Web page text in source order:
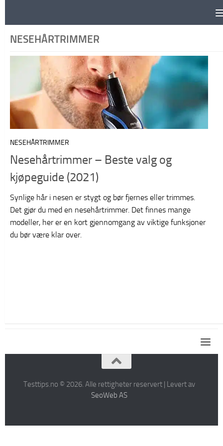
NESEHÅRTRIMMER
NESEHÅRTRIMMER
Nesehårtrimmer – Beste valg og
kjøpeguide (2021)
Synlige hår i nesen er stygt og bør fjernes eller trimmes.
Det gjør du med en nesehårtrimmer. Det finnes mange
modeller, her er en kort gjennomgang av viktige funksjoner
du bør være klar over.
Testtips.no © 2026. Alle rettigheter reservert | Levert av
SeoWeb AS